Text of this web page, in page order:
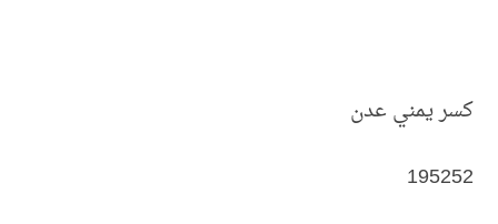
كسر يمني عدن
195252